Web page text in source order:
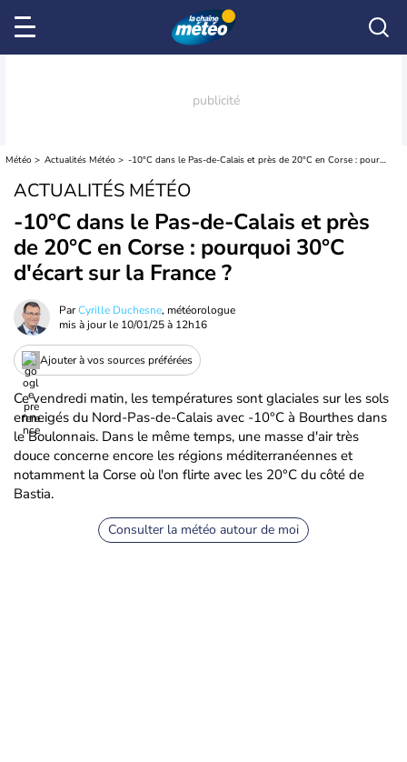
Météo Actualités Météo -10°C dans le Pas-de-Calais et près de 20°C en Corse : pourquoi 30°C d'écart sur la France ?
ACTUALITÉS MÉTÉO
-10°C dans le Pas-de-Calais et près
de 20°C en Corse : pourquoi 30°C
d'écart sur la France ?
ParCyrille Duchesne, météorologue
mis à jour le 10/01/25 à 12h16
Ajouter à vos sources préférées
Ce vendredi matin, les températures sont glaciales sur les sols
enneigés du Nord-Pas-de-Calais avec -10°C à Bourthes dans
le Boulonnais. Dans le même temps, une masse d'air très
douce concerne encore les régions méditerranéennes et
notamment la Corse où l'on flirte avec les 20°C du côté de
Bastia.
Consulter la météo autour de moi